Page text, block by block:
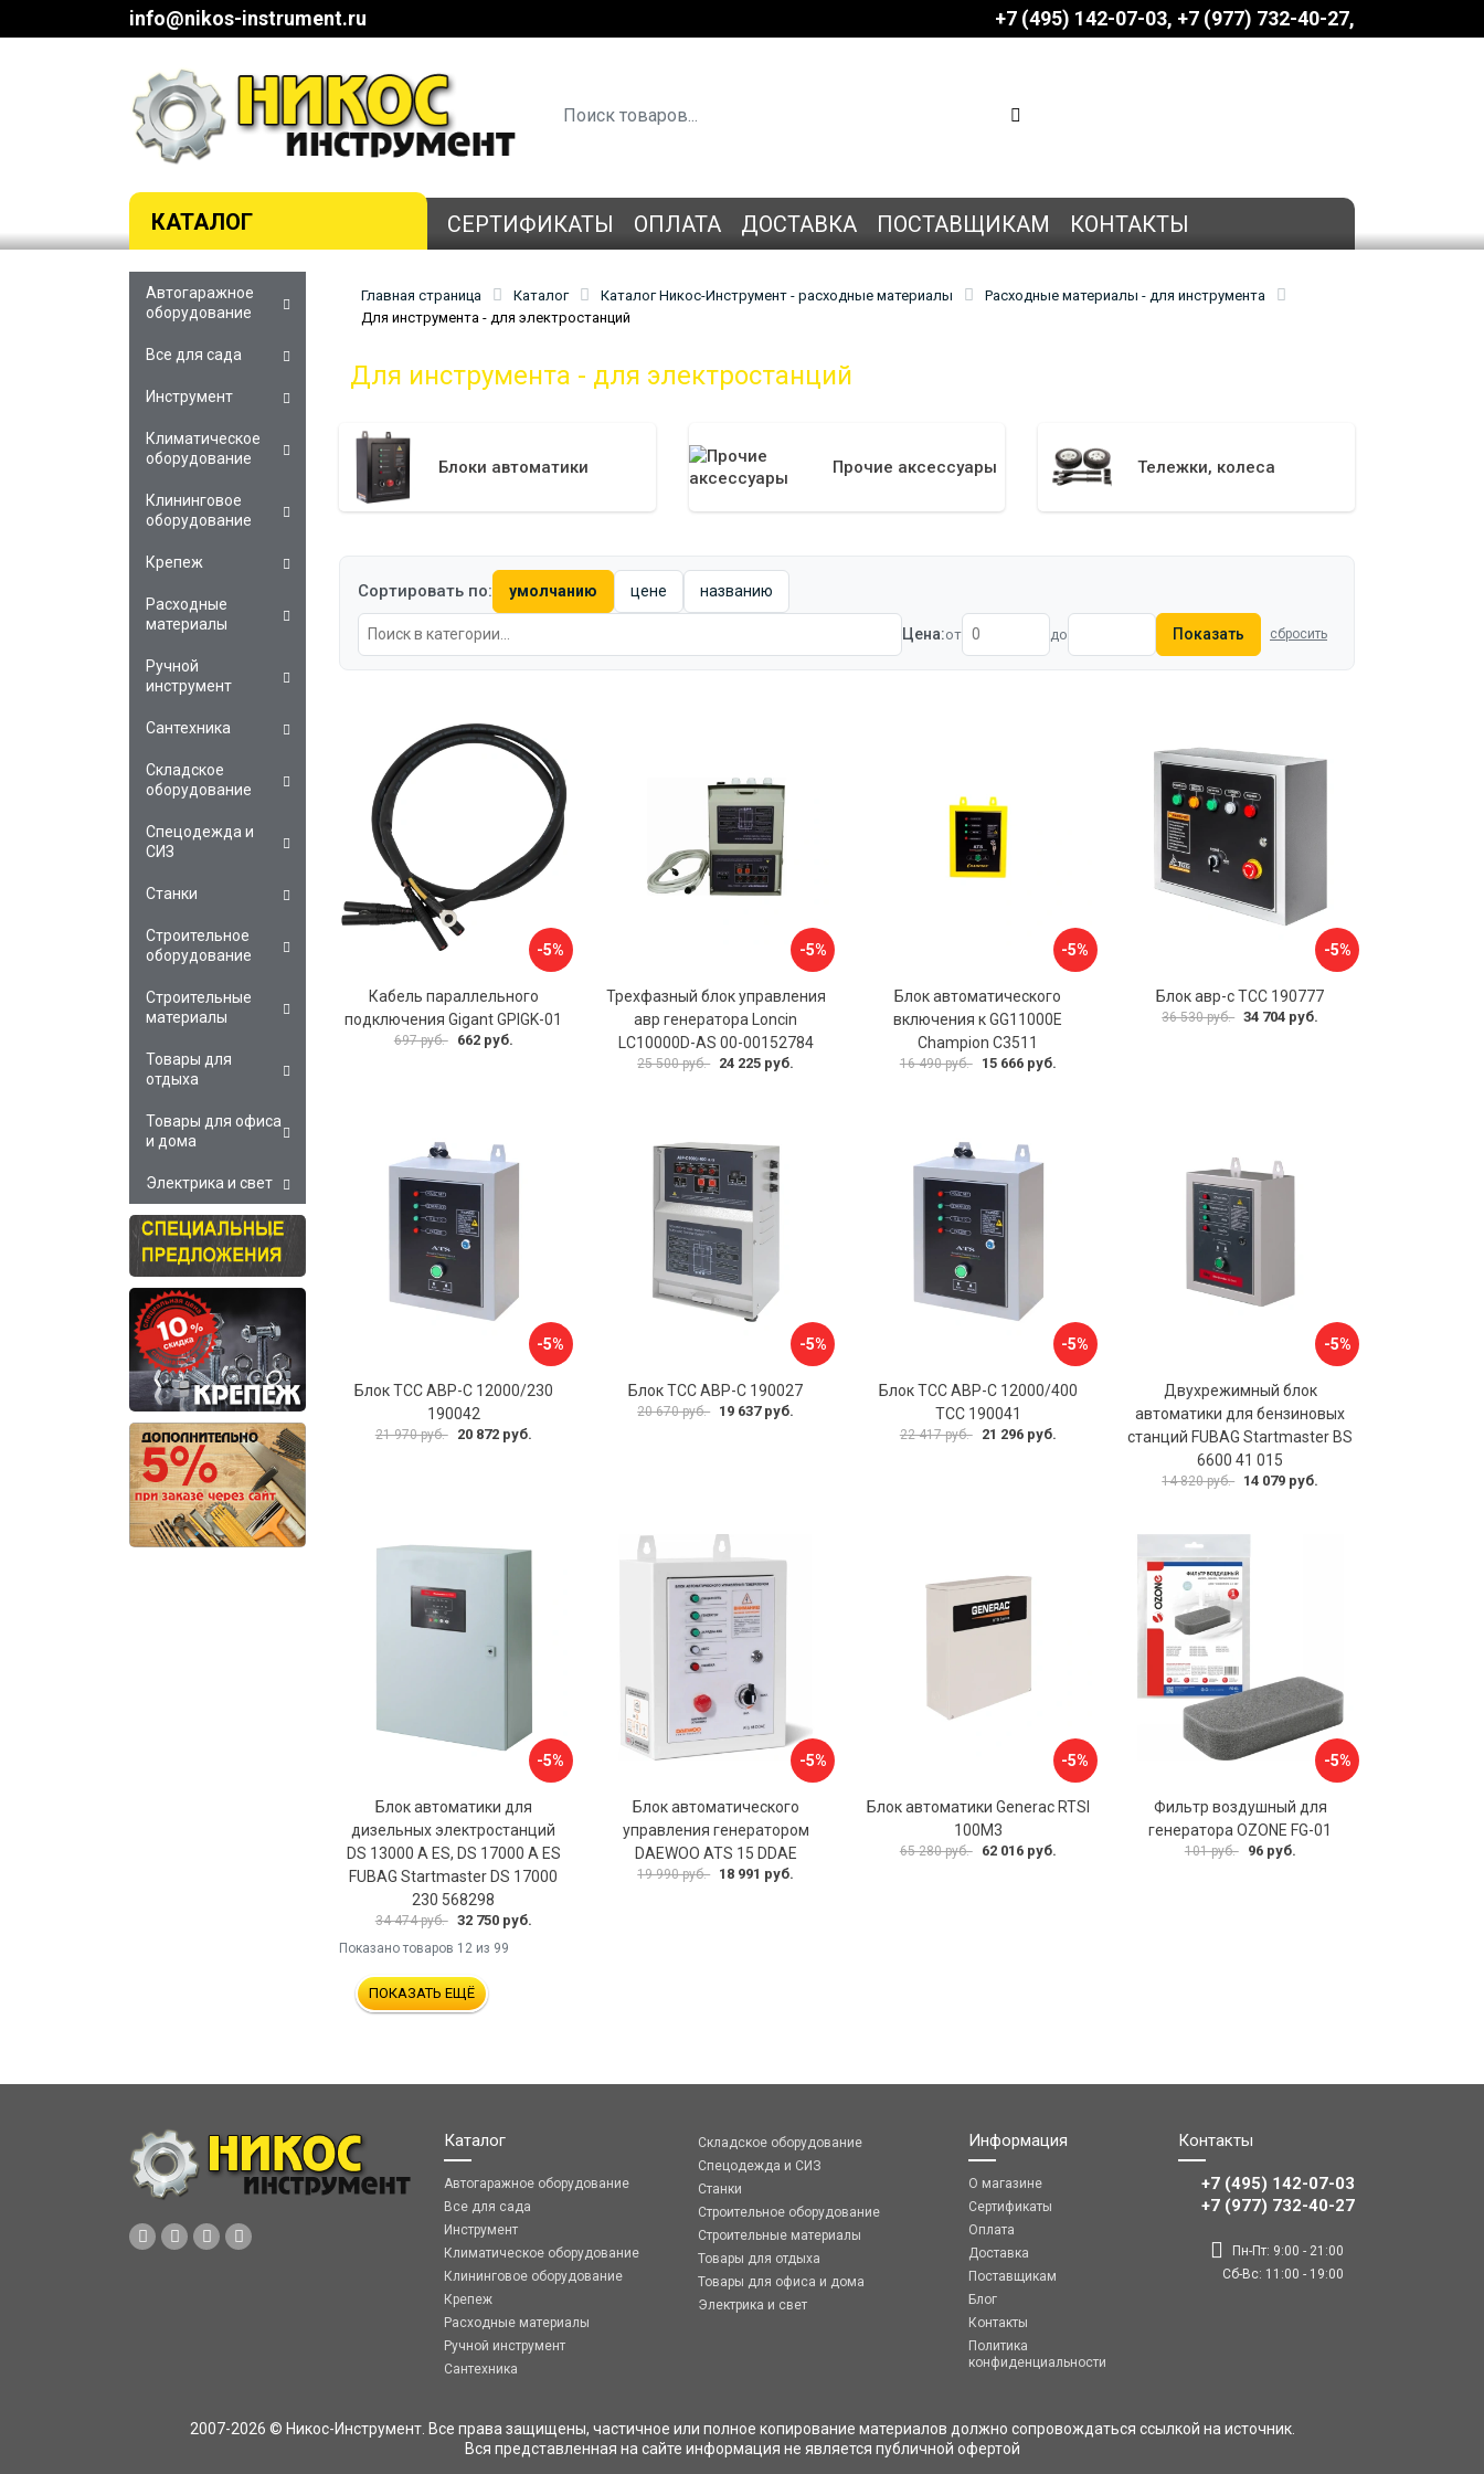
info@nikos-instrument.ru +7 (495) 142-07-03 ‎‎+7 (977) 732-40-27
КАТАЛОГ СЕРТИФИКАТЫ ОПЛАТА ДОСТАВКА ПОСТАВЩИКАМ КОНТАКТЫ
Главная страница Каталог Каталог Никос-Инструмент - расходные материалы
Расходные материалы - для инструмента
Для инструмента - для электростанций
Для инструмента - для электростанций
Блоки автоматики Прочие аксессуары Тележки, колеса
Сортировать по: умолчанию цене названию
Цена:от до Показать сбросить
-5%
Кабель параллельного
подключения Gigant GPIGK-01
697 руб. 662 руб.
-5%
Трехфазный блок управления
авр генератора Loncin
LC10000D-AS 00-00152784
25 500 руб. 24 225 руб.
-5%
Блок автоматического
включения к GG11000E
Champion C3511
16 490 руб. 15 666 руб.
-5%
Блок авр-с ТСС 190777
36 530 руб. 34 704 руб.
-5%
Блок ТСС АВР-С 12000/230
190042
21 970 руб. 20 872 руб.
-5%
Блок ТСС АВР-С 190027
20 670 руб. 19 637 руб.
-5%
Блок ТСС АВР-С 12000/400
ТСС 190041
22 417 руб. 21 296 руб.
-5%
Двухрежимный блок
автоматики для бензиновых
станций FUBAG Startmaster BS
6600 41 015
14 820 руб. 14 079 руб.
-5%
Блок автоматики для
дизельных электростанций
DS 13000 A ES, DS 17000 A ES
FUBAG Startmaster DS 17000
230 568298
34 474 руб. 32 750 руб.
-5%
Блок автоматического
управления генератором
DAEWOO ATS 15 DDAE
19 990 руб. 18 991 руб.
-5%
Блок автоматики Generac RTSI
100M3
65 280 руб. 62 016 руб.
-5%
Фильтр воздушный для
генератора OZONE FG-01
101 руб. 96 руб.
Показано товаров 12 из 99
ПОКАЗАТЬ ЕЩЁ
Автогаражное
оборудование
Все для сада
Инструмент
Климатическое
оборудование
Клининговое
оборудование
Крепеж
Расходные
материалы
Ручной
инструмент
Сантехника
Складское
оборудование
Спецодежда и
СИЗ
Станки
Строительное
оборудование
Строительные
материалы
Товары для
отдыха
Товары для офиса
и дома
Электрика и свет
Каталог
Автогаражное оборудование
Все для сада
Инструмент
Климатическое оборудование
Клининговое оборудование
Крепеж
Расходные материалы
Ручной инструмент
Сантехника
Складское оборудование
Спецодежда и СИЗ
Станки
Строительное оборудование
Строительные материалы
Товары для отдыха
Товары для офиса и дома
Электрика и свет
Информация
О магазине
Сертификаты
Оплата
Доставка
Поставщикам
Блог
Контакты
Политика
конфиденциальности
Контакты
+7 (495) 142-07-03
‎‎+7 (977) 732-40-27
Пн-Пт: 9:00 - 21:00
Сб-Вс: 11:00 - 19:00
2007-2026 © Никос-Инструмент. Все права защищены, частичное или полное копирование материалов должно сопровождаться ссылкой на источник.
Вся представленная на сайте информация не является публичной офертой